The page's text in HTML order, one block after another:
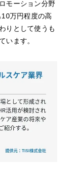
モーション分野
万円程度の高
りとして使うも
います。